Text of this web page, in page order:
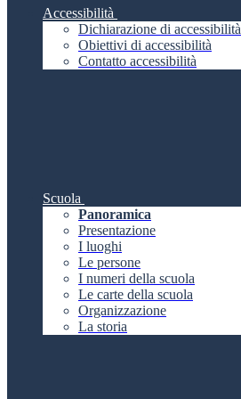
Accessibilità
Dichiarazione di accessibilità
Obiettivi di accessibilità
Contatto accessibilità
Scuola
Panoramica
Presentazione
I luoghi
Le persone
I numeri della scuola
Le carte della scuola
Organizzazione
La storia